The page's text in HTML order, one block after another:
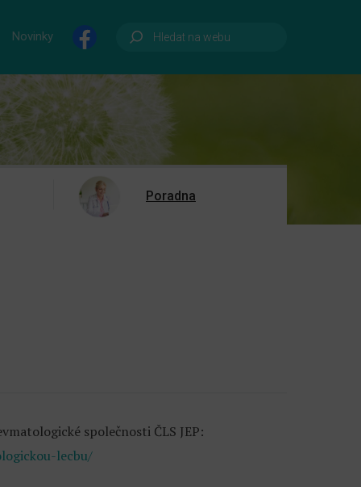
Novinky
Poradna
společnosti ČLS JEP:
lecbu/